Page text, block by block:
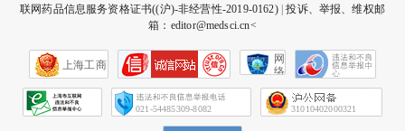
联网药品信息服务资格证书((沪)-非经营性-2019-0162)|投诉、举报、维权邮
箱：editor@medsci.cn<
上海工商
网
络
会
征
021-54485309-8082 31010402000321